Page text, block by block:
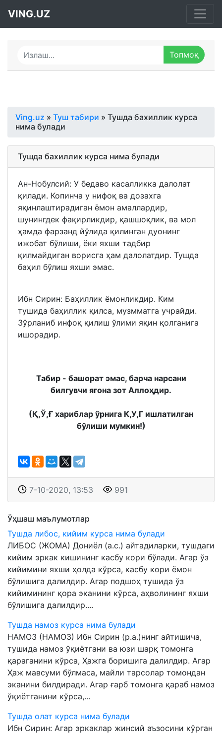
VING.UZ
Ving.uz » Туш табири » Тушда бахиллик курса
нима булади
Тушда бахиллик курса нима булади
Ан-Нобулсий: У бедаво касалликка далолат
қилади. Копинча у нифоқ ва дозахга
яқинлаштирадиган ёмон амаллардир,
шунингдек фақирликдир, қашшоқлик, ва мол
ҳамда фарзанд йўлида қилинган дуонинг
ижобат бўлиши, ёки яхши тадбир
қилмайдиган ворисга ҳам далолатдир. Тушда
баҳил бўлиш яхши эмас.
Ибн Сирин: Баҳиллик ёмонликдир. Ким
тушида баҳиллик қилса, музмматга учрайди.
Зўрланиб инфоқ қилиш ўлими яқин қолганига
ишорадир.
Табир - башорат эмас, барча нарсани
билгувчи ягона зот Аллоҳдир.
(Қ,Ў,Ғ хариблар ўрнига К,У,Г ишлатилган
бўлиши мумкин!)
7-10-2020, 13:53 991
Ўҳшаш маълумотлар
Тушда либос, кийим курса нима булади
ЛИБОС (ЖОМА) Дониёл (а.с.) айтадиларки, тушдаги
кийим эркак кишининг касбу кори бўлади. Агар ўз
кийимини яхши ҳолда кўрса, касбу кори ёмон
бўлишига далилдир. Агар подшоҳ тушида ўз
кийимининг қора эканини кўрса, аҳволининг яхши
бўлишига далилдир....
Тушда намоз курса нима булади
НАМОЗ (НАМОЗ) Ибн Сирин (р.а.)нинг айтишича,
тушида намоз ўқиётгани ва юзи шарқ томонга
қараганини кўрса, Ҳажга боришига далилдир. Агар
Ҳаж мавсуми бўлмаса, майли тарсолар томондан
эканини билдиради. Агар ғарб томонга қараб намоз
ўқиётганини кўрса,...
Тушда олат курса нима булади
Ибн Сирин: Агар эркаклар жинсий аъзосини кўрган